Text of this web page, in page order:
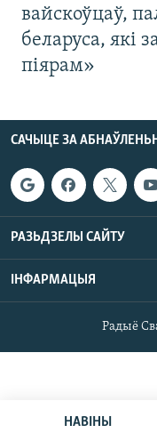
НАВІНЫ
вайскоўцаў,
беларуса, які
піярам»
САЧЫЦЕ ЗА
РАЗЬДЗЕЛЫ САЙТУ
ІНФАРМАЦЫЯ
Радыё